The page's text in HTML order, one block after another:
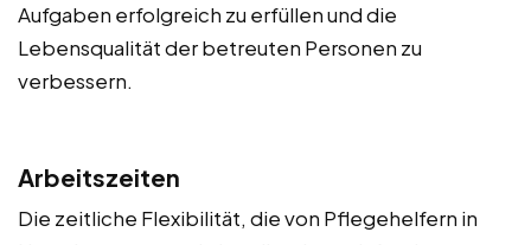
Aufgaben erfolgreich zu erfüllen und die
Lebensqualität der betreuten Personen zu
verbessern.
Arbeitszeiten
Die zeitliche Flexibilität, die von Pflegehelfern in